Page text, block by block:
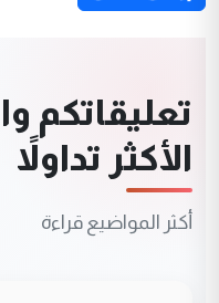
تعليقاتكم
الأكثر تداولاً
أكثر المواضيع قراءة